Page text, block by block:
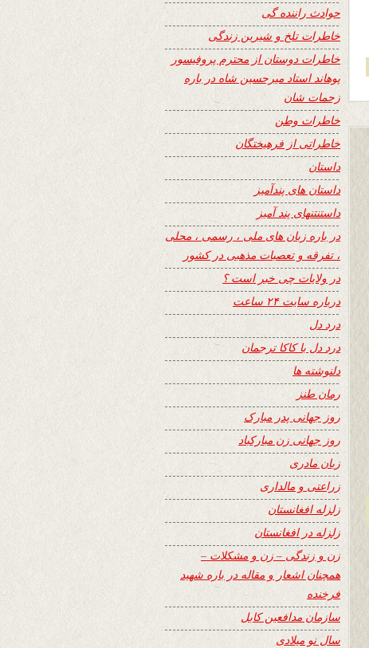
حوادث راننده گی
خاطرات تلخ و شیرین زندگی
خاطرات دوستان از محترم پروفیسور
پوهاند استاد میرحسین شاه در باره
زحمات شان
خاطرات وطن
خاطراتی از فرهیختگان
داستان
داستان های پندآمیز
داستنتنهای پند آمیز
در باره زبان های ملی ، رسمی ، محلی
، تفرقه و تعصبات مذهبی در کشور
در ولایات چی خبر است ؟
درباره سایت ۲۴ ساعت
درد دل
درد دل با کاکا ترجمان
دلنوشته ها
رمان طنز
روز جهانی پدر مبارک
روز جهانی زن مبارکباد
زبان مادری
زراعتی و مالداری
زلزله افغانستان
زلزله در افغانستان
زن و زندگی – زن و مشکلات –
همچنان اشعار و مقاله در باره شهید
فرخنده
سازمان مدافعین کابل
سال نو میلادی